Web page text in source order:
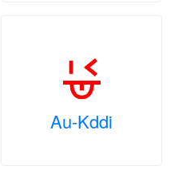
Au-Kddi